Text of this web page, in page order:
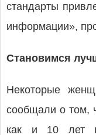
стандарты
информации»,
Становимся
Некоторые
сообщали о том,
как и 10 лет